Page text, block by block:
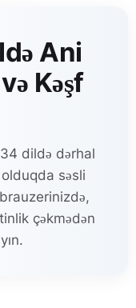
Ani
Kəşf
dildə dərhal
səsli
çəkmədən